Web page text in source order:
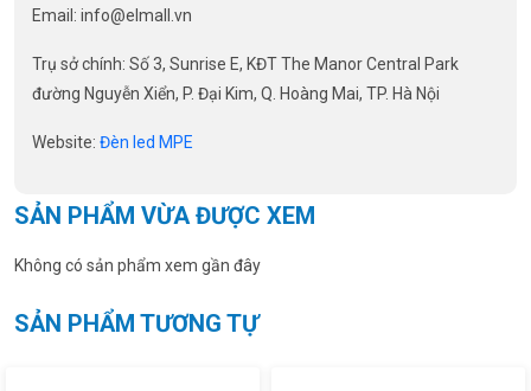
Email: info@elmall.vn
Trụ sở chính: Số 3, Sunrise E, KĐT The Manor Central Park
đường Nguyễn Xiển, P. Đại Kim, Q. Hoàng Mai, TP. Hà Nội
Website: Đèn led MPE
SẢN PHẨM VỪA ĐƯỢC XEM
Không có sản phẩm xem gần đây
SẢN PHẨM TƯƠNG TỰ